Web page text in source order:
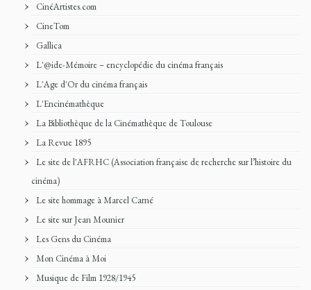
CinéArtistes.com
CineTom
Gallica
L'@ide-Mémoire – encyclopédie du cinéma français
L'Age d'Or du cinéma français
L'Encinémathèque
La Bibliothèque de la Cinémathèque de Toulouse
La Revue 1895
Le site de l'AFRHC (Association française de recherche sur l’histoire du
cinéma)
Le site hommage à Marcel Carné
Le site sur Jean Mounier
Les Gens du Cinéma
Mon Cinéma à Moi
Musique de Film 1928/1945